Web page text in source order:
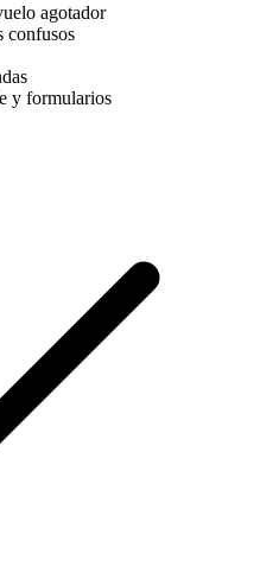
agotador
confusos
y formularios